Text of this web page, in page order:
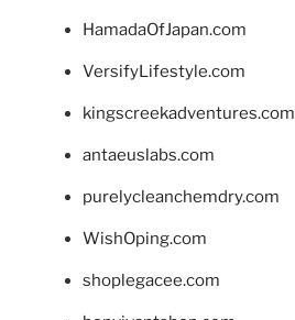
HamadaOfJapan.com
VersifyLifestyle.com
kingscreekadventures.com
antaeuslabs.com
purelycleanchemdry.com
WishOping.com
shoplegacee.com